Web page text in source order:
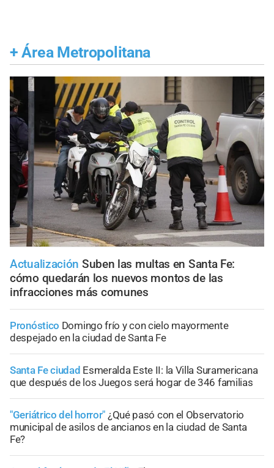
+ Área Metropolitana
Actualización Suben las multas en Santa Fe:
cómo quedarán los nuevos montos de las
infracciones más comunes
Pronóstico Domingo frío y con cielo mayormente
despejado en la ciudad de Santa Fe
Santa Fe ciudad Esmeralda Este II: la Villa Suramericana
que después de los Juegos será hogar de 346 familias
"Geriátrico del horror" ¿Qué pasó con el Observatorio
municipal de asilos de ancianos en la ciudad de Santa
Fe?